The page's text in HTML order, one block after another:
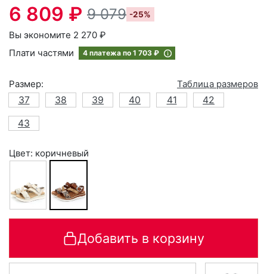
6 809 ₽ 9 079 -25%
Вы экономите 2 270 ₽
Плати частями
4 платежа по 1 703 ₽
Размер:
Таблица размеров
37
38 39 40 41 42
43
Цвет: коричневый
Добавить в корзину